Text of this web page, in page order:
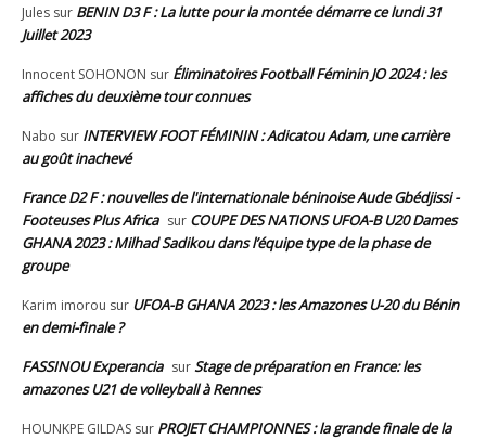
Jules sur BENIN D3 F : La lutte pour la montée démarre ce lundi 31
Juillet 2023
Innocent SOHONON sur Éliminatoires Football Féminin JO 2024 : les
affiches du deuxième tour connues
Nabo sur INTERVIEW FOOT FÉMININ : Adicatou Adam, une carrière
au goût inachevé
France D2 F : nouvelles de l'internationale béninoise Aude Gbédjissi -
Footeuses Plus Africa sur COUPE DES NATIONS UFOA-B U20 Dames
GHANA 2023 : Milhad Sadikou dans l’équipe type de la phase de
groupe
Karim imorou sur UFOA-B GHANA 2023 : les Amazones U-20 du Bénin
en demi-finale ?
FASSINOU Experancia surStage de préparation en France: les
amazones U21 de volleyball à Rennes
HOUNKPE GILDAS sur PROJET CHAMPIONNES : la grande finale de la